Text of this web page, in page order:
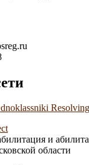
Resolving
и
области